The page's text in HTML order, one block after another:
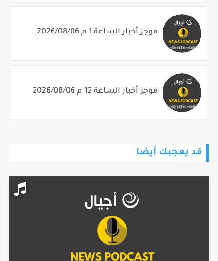
موجز أخبار الساعة 1 م 2026/08/06
موجز أخبار الساعة 12 م 2026/08/06
قد يعجبك أيضا